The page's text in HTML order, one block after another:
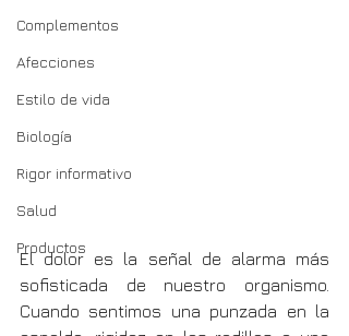
Complementos
Afecciones
Estilo de vida
Biología
Rigor informativo
Salud
Productos
El dolor es la señal de alarma más
sofisticada de nuestro organismo.
Cuando sentimos una punzada en la